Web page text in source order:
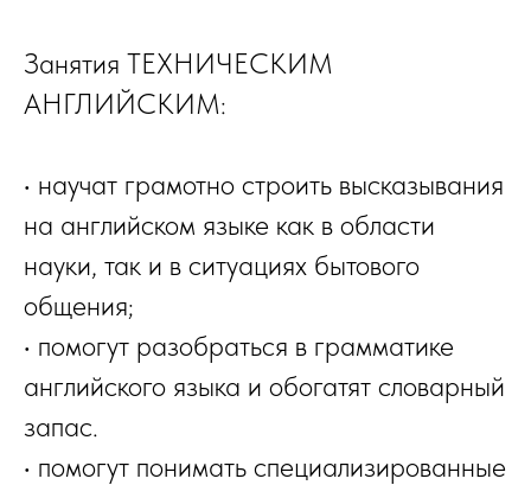
Занятия ТЕХНИЧЕСКИМ
АНГЛИЙСКИМ:
• научат грамотно строить высказывания
на английском языке как в области
науки, так и в ситуациях бытового
общения;
• помогут разобраться в грамматике
английского языка и обогатят словарный
запас.
• помогут понимать специализированные